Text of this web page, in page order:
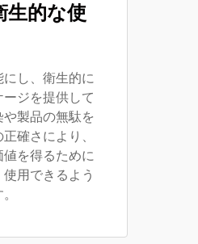
生的な使
し、衛生的に
ジを提供して
製品の無駄を
確さにより、
を得るために
用できるよう